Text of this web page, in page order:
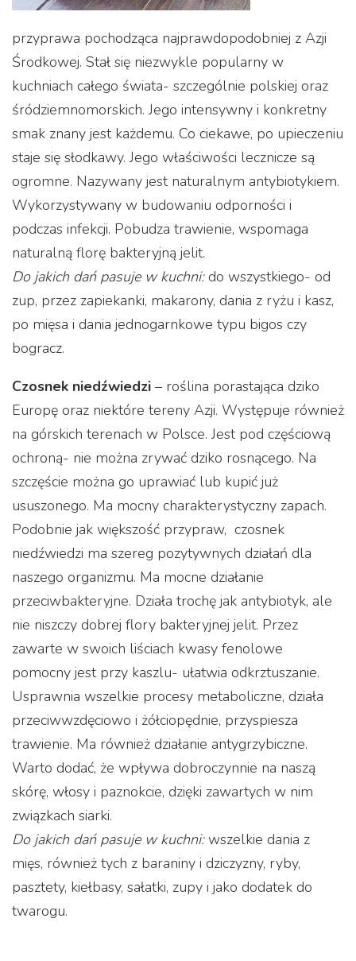
przyprawa pochodząca najprawdopodobniej z Azji
Środkowej. Stał się niezwykle popularny w
kuchniach całego świata- szczególnie polskiej oraz
śródziemnomorskich. Jego intensywny i konkretny
smak znany jest każdemu. Co ciekawe, po upieczeniu
staje się słodkawy. Jego właściwości lecznicze są
ogromne. Nazywany jest naturalnym antybiotykiem.
Wykorzystywany w budowaniu odporności i
podczas infekcji. Pobudza trawienie, wspomaga
naturalną florę bakteryjną jelit.
Do jakich dań pasuje w kuchni:do wszystkiego- od
zup, przez zapiekanki, makarony, dania z ryżu i kasz,
po mięsa i dania jednogarnkowe typu bigos czy
bogracz.
Czosnek niedźwiedzi – roślina porastająca dziko
Europę oraz niektóre tereny Azji. Występuje również
na górskich terenach w Polsce. Jest pod częściową
ochroną- nie można zrywać dziko rosnącego. Na
szczęście można go uprawiać lub kupić już
ususzonego. Ma mocny charakterystyczny zapach.
Podobnie jak większość przypraw, czosnek
niedźwiedzi ma szereg pozytywnych działań dla
naszego organizmu. Ma mocne działanie
przeciwbakteryjne. Działa trochę jak antybiotyk, ale
nie niszczy dobrej flory bakteryjnej jelit. Przez
zawarte w swoich liściach kwasy fenolowe
pomocny jest przy kaszlu- ułatwia odkrztuszanie.
Usprawnia wszelkie procesy metaboliczne, działa
przeciwwzdęciowo i żółciopędnie, przyspiesza
trawienie. Ma również działanie antygrzybiczne.
Warto dodać, że wpływa dobroczynnie na naszą
skórę, włosy i paznokcie, dzięki zawartych w nim
związkach siarki.
Do jakich dań pasuje w kuchni:wszelkie dania z
mięs, również tych z baraniny i dziczyzny, ryby,
pasztety, kiełbasy, sałatki, zupy i jako dodatek do
twarogu.